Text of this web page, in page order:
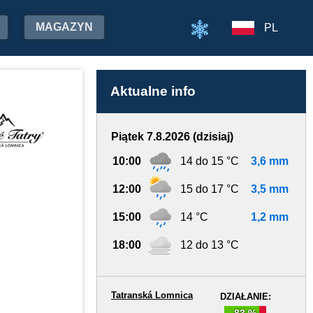
MAGAZYN PL
Aktualne info
Piątek 7.8.2026 (dzisiaj)
10:00 14 do 15 °C 3,6 mm
12:00 15 do 17 °C 3,5 mm
15:00 14 °C 1,2 mm
18:00 12 do 13 °C
DZIAŁANIE:
Tatranská Lomnica